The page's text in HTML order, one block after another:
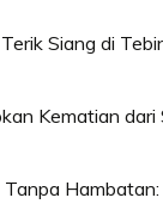
Siang di
Kematian dari